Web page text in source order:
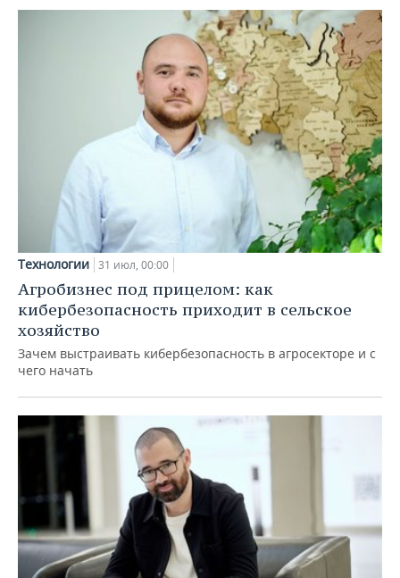
Технологии 31 июл, 00:00
Агробизнес под прицелом: как
кибербезопасность приходит в сельское
хозяйство
Зачем выстраивать кибербезопасность в агросекторе и с
чего начать